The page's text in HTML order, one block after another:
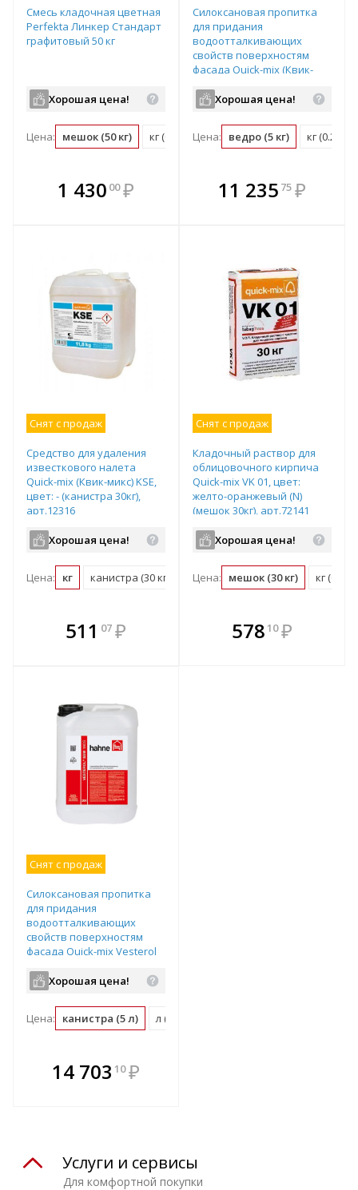
Смесь кладочная цветная
Perfekta Линкер Стандарт
графитовый 50 кг
Хорошая цена!
Цена: мешок (50 кг) кг (0.02 мешок)
1 430 00 ₽
В комплекте
всегда выгоднее!
Силоксановая пропитка
для придания
водоотталкивающих
свойств поверхностям
фасада Quick-mix (Квик-
цвет: - (ведро 5кг),
арт.72014
Хорошая цена!
Цена: ведро (5 кг) кг (0.2
В комплекте
всегда выгоднее!
11 235 75 ₽
Снят с продаж
Средство для удаления
известкового налета
Quick-mix (Квик-микс) KSE,
цвет: - (канистра 30кг),
арт.12316
Хорошая цена!
Цена: кг канистра (30 кг)
511 07 ₽
В комплекте
всегда выгоднее!
Снят с продаж
Кладочный раствор для
облицовочного кирпича
Quick-mix VK 01, цвет:
желто-оранжевый (N)
(мешок 30кг), арт.72141
Хорошая цена!
Цена: мешок (30 кг) кг (0.03
В комплекте
всегда выгоднее!
578 10 ₽
Снят с продаж
Силоксановая пропитка
для придания
водоотталкивающих
свойств поверхностям
фасада Quick-mix Vesterol
5л, арт.72012
Хорошая цена!
Цена: канистра (5 л) л (0.2 канистра)
14 703 10 ₽
Для комфортной покупки
Услуги и сервисы